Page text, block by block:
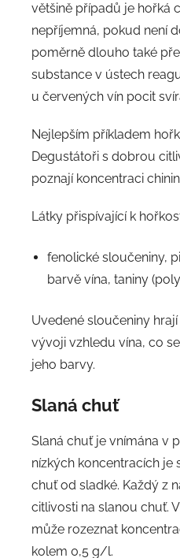
většině případů je hořká
nepříjemná, pokud není
poměrně dlouho také
substance v ústech
u červených vín pocit
Nejlepším příkladem
Degustátoři s dobrou
poznají koncentraci
Látky přispívající k
fenolické sloučeniny,
barvě vína, taniny
Uvedené sloučeniny
vývoji vzhledu vína, co
jeho barvy.
Slaná chuť
Slaná chuť je vnímána v
nízkých koncentracích je
chuť od sladké. Každý z
citlivosti na slanou chuť.
může rozeznat
kolem 0,5 g/l.